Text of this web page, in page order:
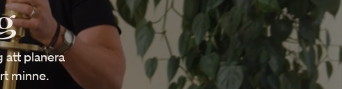
Vad kostar en begravning?
Jordbegravning eller kremering
Begravningsceremoni
att planera
minne.